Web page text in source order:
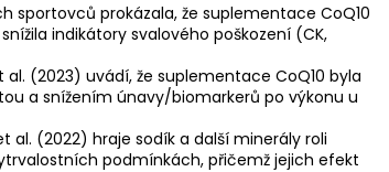
sportovců prokázala, že suplementace CoQ10
indikátory svalového poškození (CK,
(2023) uvádí, že suplementace CoQ10 byla
a snížením únavy/biomarkerů po výkonu u
al. (2022) hraje sodík a další minerály roli
podmínkách, přičemž jejich efekt